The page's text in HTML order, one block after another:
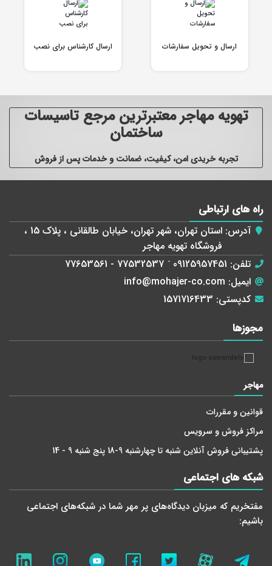
ارسال و تحویل سفارشات ارسال کارشناس برای نصب
تهویه مهاجر معتبرترین مرجع تاسیسات
ساختمان
تجربه خریدی امن، کیفیت، ضمانت و خدمات پس از فروش
راه های ارتباطی
آدرس:
استان تهران، شهر تهران، خیابان طالقانی ، پلاک 15 ،
فروشگاه تهویه مهاجر
تلفن: 09125957451
-
77532537 - 77653561
ایمیل: info@mohajer-co.com
کدپستی: 1571716433
مجوز‌ها
مهاجر
قوانین و مقررات
مراکز فروش و سرویس
پشتیبانی فروش آنلاین شنبه تا چهارشنبه 9-18 پنج شنبه 9 - 14
شبکه های اجتماعی
مفتخریم که میزبان دید‌گاه‌های پر مهر شما در شبکه‌های اجتماعی
باشیم: